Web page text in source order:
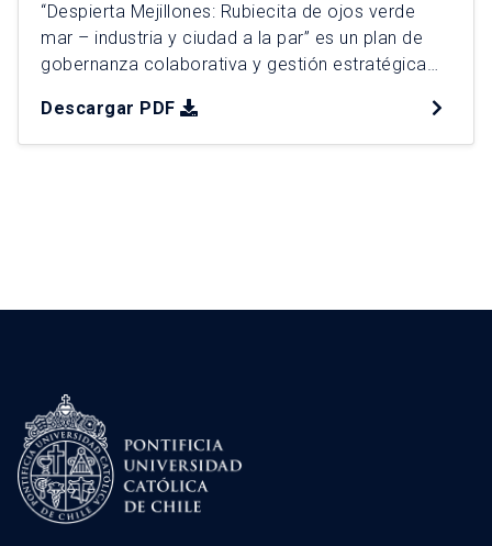
“Despierta Mejillones: Rubiecita de ojos verde
mar – industria y ciudad a la par” es un plan de
gobernanza colaborativa y gestión estratégica
polo portuario‑industrial de la comuna y la
calidad de vida urbana, junto con su patrimonio
Descargar PDF